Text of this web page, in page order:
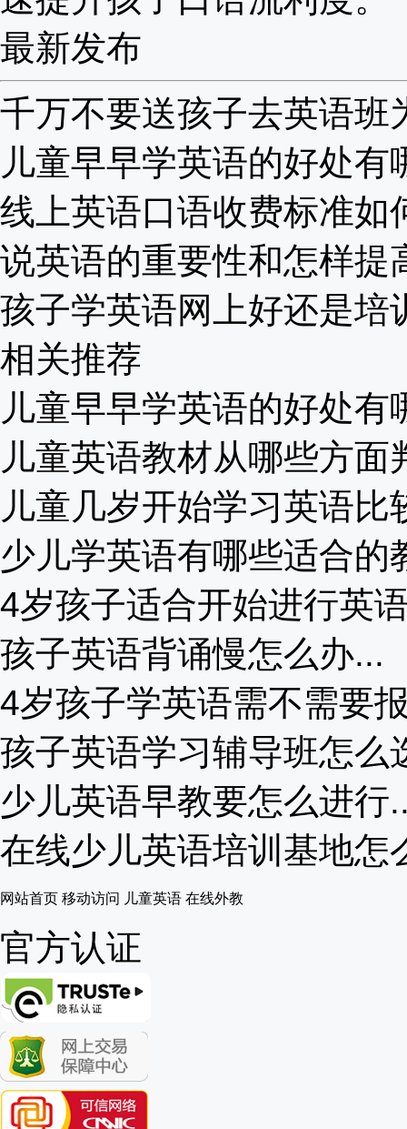
最新发布
千万不要送孩子去英语班
儿童早早学英语的好处有
线上英语口语收费标准如
说英语的重要性和怎样提
孩子学英语网上好还是培
相关推荐
儿童早早学英语的好处有
儿童英语教材从哪些方面
儿童几岁开始学习英语比
少儿学英语有哪些适合的
4岁孩子适合开始进行英
孩子英语背诵慢怎么办...
4岁孩子学英语需不需要
孩子英语学习辅导班怎么
少儿英语早教要怎么进行
在线少儿英语培训基地怎
网站首页 移动访问 儿童英语 在线外教
官方认证